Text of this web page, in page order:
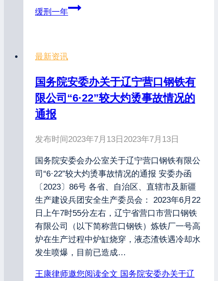
缓刑一年
最新资讯
国务院安委办关于辽宁营口钢铁有
限公司“6·22”较大灼烫事故情况的
通报
发布时间2023年7月13日 2023年7月13日
国务院安委会办公室关于辽宁营口钢铁有限公
司“6·22”较大灼烫事故情况的通报 安委办函
〔2023〕86号 各省、自治区、直辖市及新疆
生产建设兵团安全生产委员会： 2023年6月22
日上午7时55分左右，辽宁省营口市营口钢铁
有限公司（以下简称营口钢铁）炼铁厂一号高
炉在生产过程中炉缸烧穿，液态渣铁遇冷却水
发生喷爆，目前已造成…
王康律师邀您阅读全文 国务院安委办关于辽